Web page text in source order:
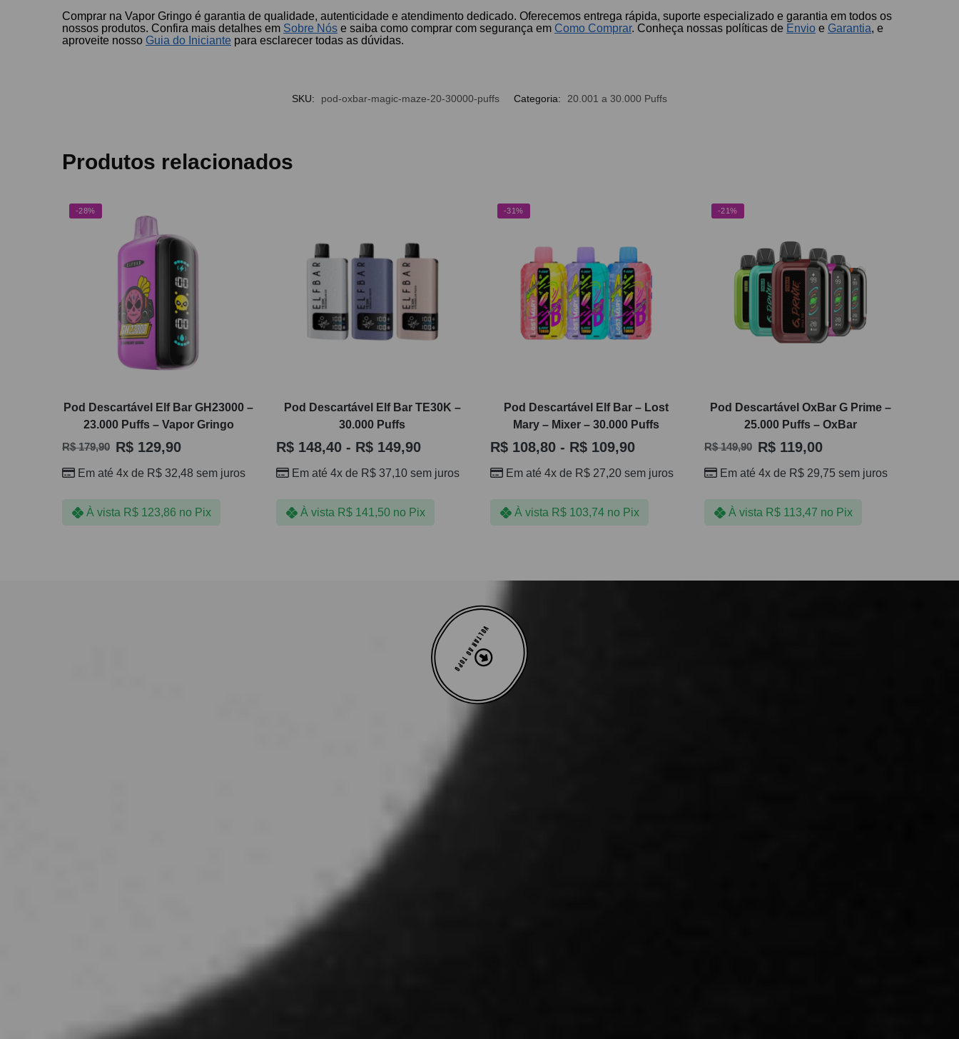
Comprar na Vapor Gringo é garantia de qualidade, autenticidade e atendimento dedicado. Oferecemos entrega rápida, suporte especializado e garantia em todos os
nossos produtos. Confira mais detalhes em Sobre Nós e saiba como comprar com segurança em Como Comprar. Conheça nossas políticas de Envio e Garantia, e
aproveite nosso Guia do Iniciante para esclarecer todas as dúvidas.
SKU: pod-oxbar-magic-maze-20-30000-puffs Categoria: 20.001 a 30.000 Puffs
Produtos relacionados
-28%
Pod Descartável Elf Bar GH23000 –
23.000 Puffs – Vapor Gringo
R$179,90 R$ 129,90
Em até 4x de R$ 32,48 sem juros
À vista R$123,86 no Pix
Pod Descartável Elf Bar TE30K –
30.000 Puffs
R$ 148,40 - R$ 149,90
Em até 4x de R$ 37,10 sem juros
À vista R$141,50 no Pix
-31%
Pod Descartável Elf Bar – Lost
Mary – Mixer – 30.000 Puffs
R$108,80 - R$109,90
Em até 4x de R$27,20sem juros
À vista R$103,74 no Pix
-21%
Pod Descartável OxBar G Prime –
25.000 Puffs – OxBar
R$149,90 R$119,00
Em até 4x de R$29,75 sem juros
À vista R$113,47 no Pix
VOLTAR AO TOPO